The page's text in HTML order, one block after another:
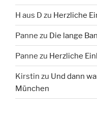
H aus D zu Herzliche
Panne zu Die lange
Panne zu Herzliche
Kirstin zu Und dann
München